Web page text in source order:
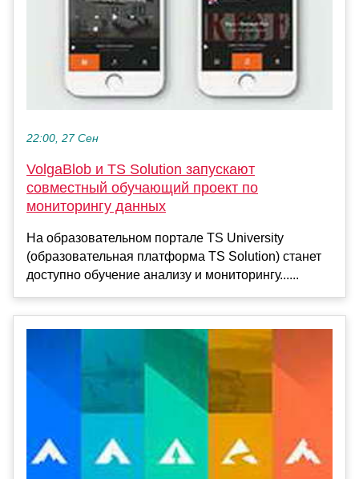
22:00, 27 Сен
VolgaBlob и TS Solution запускают
совместный обучающий проект по
мониторингу данных
На образовательном портале TS University
(образовательная платформа TS Solution) станет
доступно обучение анализу и мониторингу......